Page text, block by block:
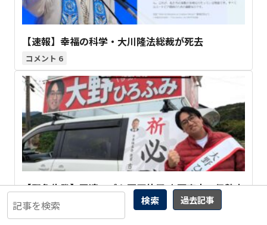
検索 過去記事
【速報】幸福の科学・大川隆法総裁が死去
6
【緊急告発】国連ロゴも不正使用 大野寛文・伊勢市
議「元国連理事」は経歴詐称の決定的証拠を入手！
2